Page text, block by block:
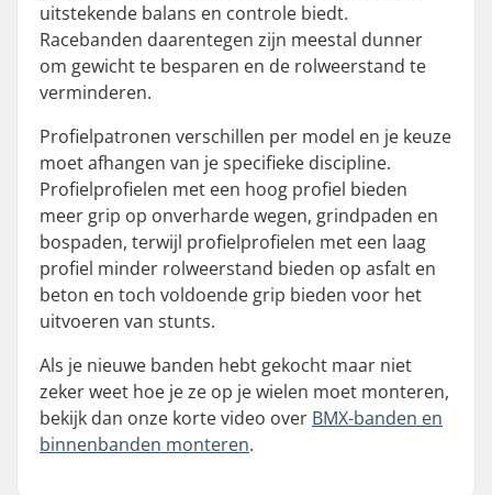
uitstekende balans en controle biedt.
Racebanden daarentegen zijn meestal dunner
om gewicht te besparen en de rolweerstand te
verminderen.
Profielpatronen verschillen per model en je keuze
moet afhangen van je specifieke discipline.
Profielprofielen met een hoog profiel bieden
meer grip op onverharde wegen, grindpaden en
bospaden, terwijl profielprofielen met een laag
profiel minder rolweerstand bieden op asfalt en
beton en toch voldoende grip bieden voor het
uitvoeren van stunts.
Als je nieuwe banden hebt gekocht maar niet
zeker weet hoe je ze op je wielen moet monteren,
bekijk dan onze korte video over BMX-banden en
binnenbanden monteren.